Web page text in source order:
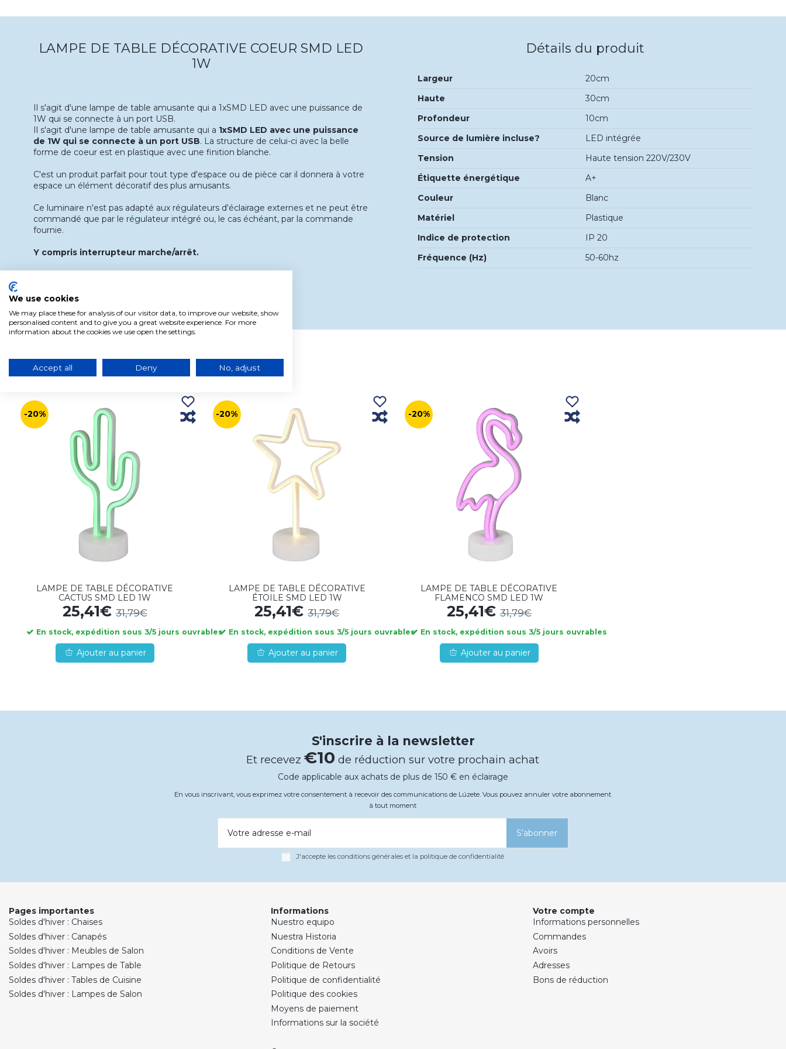
LAMPE DE TABLE DÉCORATIVE COEUR SMD LED
1W
Il s'agit d'une lampe de table amusante qui a 1xSMD LED avec une puissance de
1W qui se connecte à un port USB.
Il s'agit d'une lampe de table amusante qui a 1xSMD LED avec une puissance
de 1W qui se connecte à un port USB. La structure de celui-ci avec la belle
forme de coeur est en plastique avec une finition blanche.
C'est un produit parfait pour tout type d'espace ou de pièce car il donnera à votre
espace un élément décoratif des plus amusants.
Ce luminaire n'est pas adapté aux régulateurs d'éclairage externes et ne peut être
commandé que par le régulateur intégré ou, le cas échéant, par la commande
fournie.
Y compris interrupteur marche/arrêt.
Détails du produit
Largeur
20cm
Haute
30cm
Profondeur
10cm
Source de lumière incluse?
LED intégrée
Tension
Haute tension 220V/230V
Étiquette énergétique
A+
Couleur
Blanc
Matériel
Plastique
Indice de protection
IP 20
Fréquence (Hz)
50-60hz
Produits liés à ce produit
-20%
LAMPE DE TABLE DÉCORATIVE
CACTUS SMD LED 1W
25,41€31,79€
En stock, expédition sous 3/5 jours ouvrables
Ajouter au panier
-20%
LAMPE DE TABLE DÉCORATIVE
ÉTOILE SMD LED 1W
25,41€31,79€
En stock, expédition sous 3/5 jours ouvrables
Ajouter au panier
-20%
LAMPE DE TABLE DÉCORATIVE
FLAMENCO SMD LED 1W
25,41€31,79€
En stock, expédition sous 3/5 jours ouvrables
Ajouter au panier
S'inscrire à la newsletter
Et recevez€10 de réduction sur votre prochain achat
Code applicable aux achats de plus de 150 € en éclairage
En vous inscrivant, vous exprimez votre consentement à recevoir des communications de Lúzete. Vous pouvez annuler votre abonnement
à tout moment
Votre adresse e-mail S’abonner
J'accepte les conditions générales et la politique de confidentialité
Pages importantes
Soldes d'hiver : Chaises
Soldes d'hiver : Canapés
Soldes d'hiver : Meubles de Salon
Soldes d'hiver : Lampes de Table
Soldes d'hiver : Tables de Cuisine
Soldes d'hiver : Lampes de Salon
Informations
Nuestro equipo
Nuestra Historia
Conditions de Vente
Politique de Retours
Politique de confidentialité
Politique des cookies
Moyens de paiement
Informations sur la société
Votre compte
Informations personnelles
Commandes
Avoirs
Adresses
Bons de réduction
We use cookies
We may place these for analysis of our visitor data, to improve our website, show
personalised content and to give you a great website experience. For more
information about the cookies we use open the settings.
Accept all Deny No, adjust